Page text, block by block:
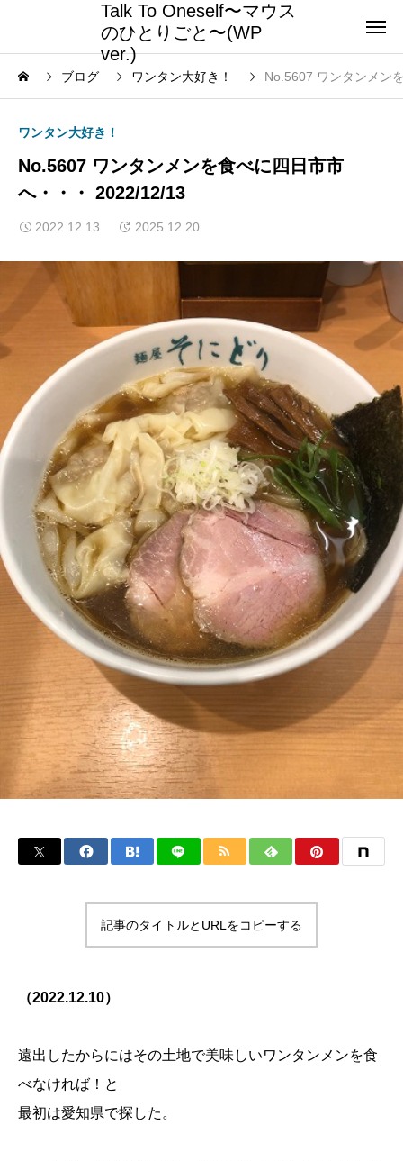
Talk To Oneself〜マウス
のひとりごと〜(WP
ver.)
ブログ ワンタン大好き！ No.5607 ワンタンメン
ワンタン大好き！
No.5607 ワンタンメンを食べに四日市市
へ・・・ 2022/12/13
2022.12.13 2025.12.20
記事のタイトルとURLをコピーする
（2022.12.10）
遠出したからにはその土地で美味しいワンタンメンを食
べなければ！と
最初は愛知県で探した。